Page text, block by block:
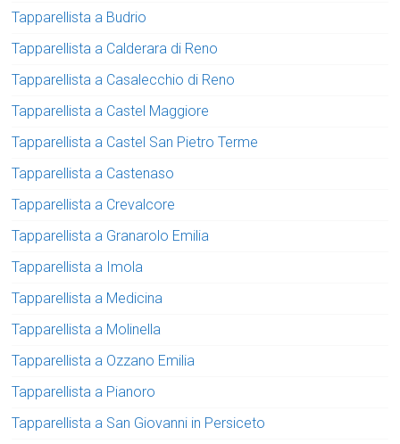
Tapparellista a Budrio
Tapparellista a Calderara di Reno
Tapparellista a Casalecchio di Reno
Tapparellista a Castel Maggiore
Tapparellista a Castel San Pietro Terme
Tapparellista a Castenaso
Tapparellista a Crevalcore
Tapparellista a Granarolo Emilia
Tapparellista a Imola
Tapparellista a Medicina
Tapparellista a Molinella
Tapparellista a Ozzano Emilia
Tapparellista a Pianoro
Tapparellista a San Giovanni in Persiceto